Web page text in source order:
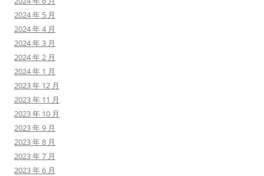
2024 年 5 月
2024 年 4 月
2024 年 3 月
2024 年 2 月
2024 年 1 月
2023 年 12 月
2023 年 11 月
2023 年 10 月
2023 年 9 月
2023 年 8 月
2023 年 7 月
2023 年 6 月